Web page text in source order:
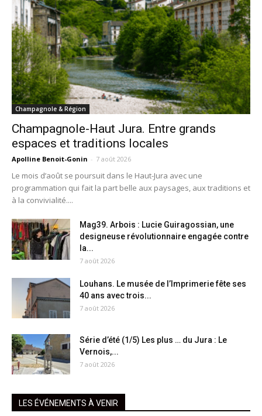
Champagnole & Région
Champagnole-Haut Jura. Entre grands
espaces et traditions locales
Apolline Benoit-Gonin - 7 août 2026
Le mois d’août se poursuit dans le Haut-Jura avec une
programmation qui fait la part belle aux paysages, aux traditions et
à la convivialité....
Mag39. Arbois : Lucie Guiragossian, une
designeuse révolutionnaire engagée contre
la...
7 août 2026
Louhans. Le musée de l’Imprimerie fête ses
40 ans avec trois...
7 août 2026
Série d’été (1/5) Les plus … du Jura : Le
Vernois,...
7 août 2026
LES ÉVÉNEMENTS À VENIR